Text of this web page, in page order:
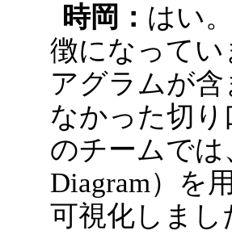
時岡： はい
徴になって
アグラムが
なかった切
のチームでは
Diagram）を
可視化しまし